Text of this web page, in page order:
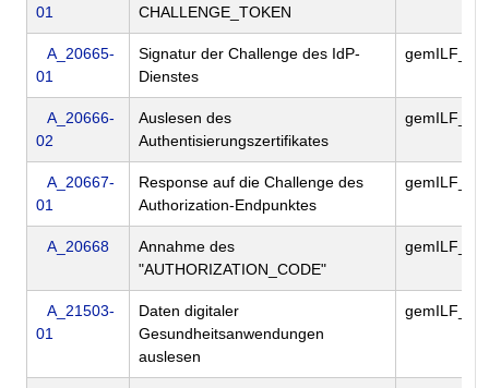
01
CHALLENGE_TOKEN
A_20665-
01
Signatur der Challenge des IdP-
Dienstes
A_20666-
02
Auslesen des
Authentisierungszertifikates
A_20667-
01
Response auf die Challenge des
Authorization-Endpunktes
A_20668
Annahme des
"AUTHORIZATION_CODE"
A_21503-
01
Daten digitaler
Gesundheitsanwendungen
auslesen